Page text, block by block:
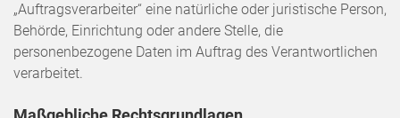
„Auftragsverarbeiter“ eine natürliche oder juristische Person,
Behörde, Einrichtung oder andere Stelle, die
personenbezogene Daten im Auftrag des Verantwortlichen
verarbeitet.